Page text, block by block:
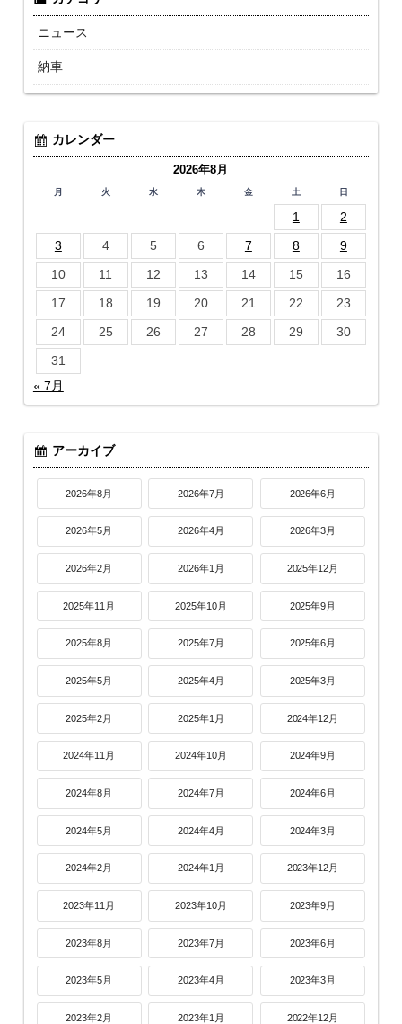
ニュース
納車
カレンダー
2026年8月
月 火 水 木 金 土 日
1
2
3
4 5 6 7 8
9
10
11 12 13 14 15
16
17
18 19 20 21 22
23
24
25 26 27 28 29
30
31
« 7月
アーカイブ
2026年8月 2026年7月 2026年6月
2026年5月 2026年4月 2026年3月
2026年2月 2026年1月 2025年12月
2025年11月 2025年10月 2025年9月
2025年8月 2025年7月 2025年6月
2025年5月 2025年4月 2025年3月
2025年2月 2025年1月 2024年12月
2024年11月 2024年10月 2024年9月
2024年8月 2024年7月 2024年6月
2024年5月 2024年4月 2024年3月
2024年2月 2024年1月 2023年12月
2023年11月 2023年10月 2023年9月
2023年8月 2023年7月 2023年6月
2023年5月 2023年4月 2023年3月
2023年2月 2023年1月 2022年12月